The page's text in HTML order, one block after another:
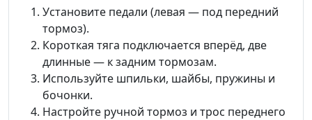
Установите педали (левая — под передний
тормоз).
Короткая тяга подключается вперёд, две
длинные — к задним тормозам.
Используйте шпильки, шайбы, пружины и
бочонки.
Настройте ручной тормоз и трос переднего